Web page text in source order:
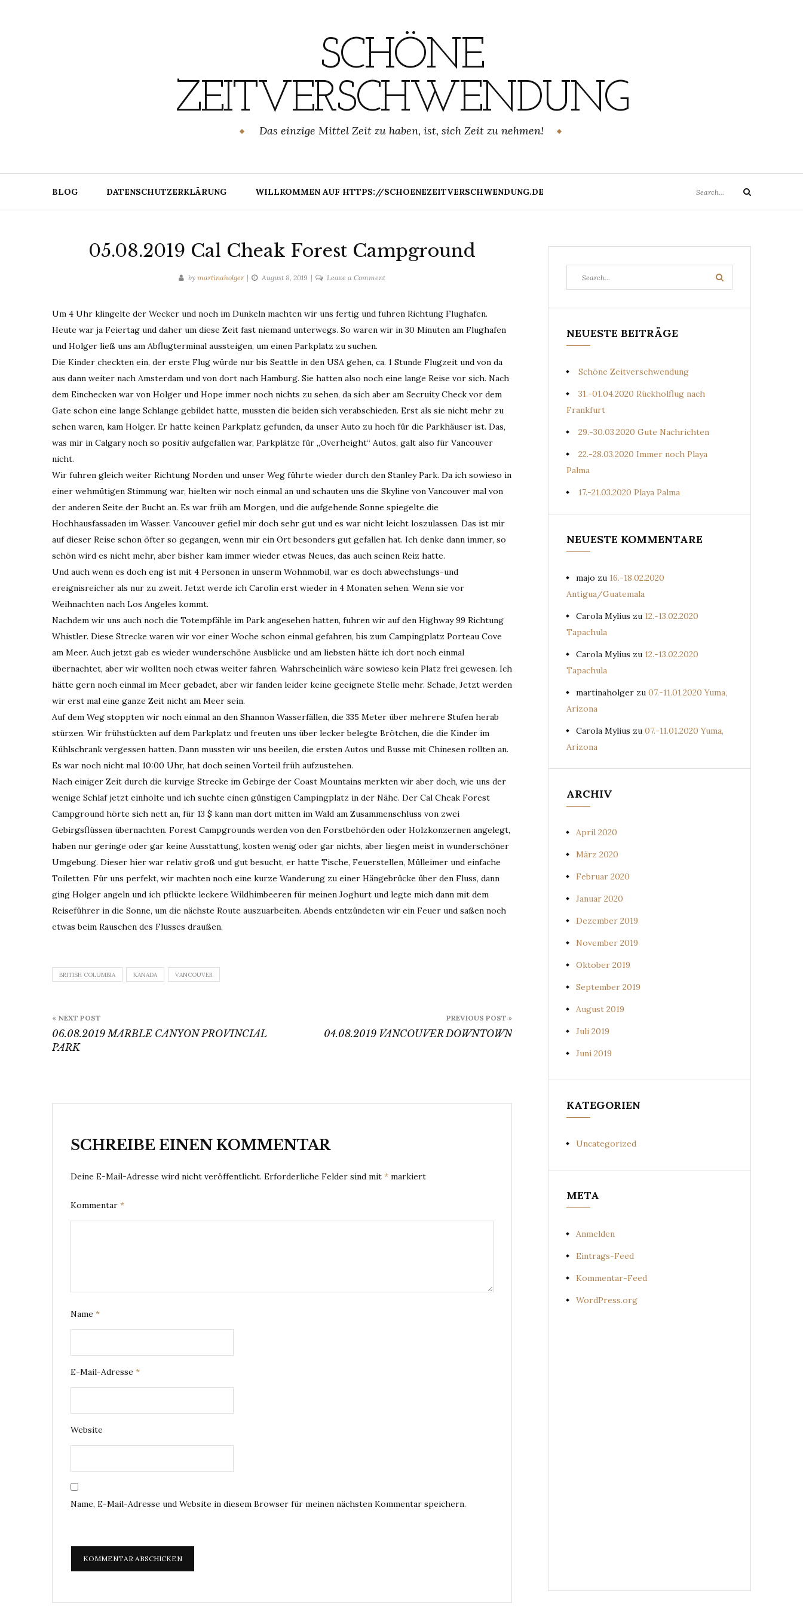
SCHÖNE
ZEITVERSCHWENDUNG
Das einzige Mittel Zeit zu haben, ist, sich Zeit zu nehmen!
BLOG DATENSCHUTZERKLÄRUNG WILLKOMMEN AUF HTTPS://SCHOENEZEITVERSCHWENDUNG.DE
for:
Search
05.08.2019 Cal Cheak Forest Campground
by martinaholger August 8, 2019 Leave a Commenton
Cheak
Forest
Um 4 Uhr klingelte der Wecker und noch im Dunkeln machten wir uns fertig und fuhren Richtung Flughafen.
Heute war ja Feiertag und daher um diese Zeit fast niemand unterwegs. So waren wir in 30 Minuten am Flughafen
und Holger ließ uns am Abflugterminal aussteigen, um einen Parkplatz zu suchen.
Die Kinder checkten ein, der erste Flug würde nur bis Seattle in den USA gehen, ca. 1 Stunde Flugzeit und von da
aus dann weiter nach Amsterdam und von dort nach Hamburg. Sie hatten also noch eine lange Reise vor sich. Nach
dem Einchecken war von Holger und Hope immer noch nichts zu sehen, da sich aber am Secruity Check vor dem
Gate schon eine lange Schlange gebildet hatte, mussten die beiden sich verabschieden. Erst als sie nicht mehr zu
sehen waren, kam Holger. Er hatte keinen Parkplatz gefunden, da unser Auto zu hoch für die Parkhäuser ist. Das,
was mir in Calgary noch so positiv aufgefallen war, Parkplätze für „Overheight“ Autos, galt also für Vancouver
nicht.
Wir fuhren gleich weiter Richtung Norden und unser Weg führte wieder durch den Stanley Park. Da ich sowieso in
einer wehmütigen Stimmung war, hielten wir noch einmal an und schauten uns die Skyline von Vancouver mal von
der anderen Seite der Bucht an. Es war früh am Morgen, und die aufgehende Sonne spiegelte die
Hochhausfassaden im Wasser. Vancouver gefiel mir doch sehr gut und es war nicht leicht loszulassen. Das ist mir
auf dieser Reise schon öfter so gegangen, wenn mir ein Ort besonders gut gefallen hat. Ich denke dann immer, so
schön wird es nicht mehr, aber bisher kam immer wieder etwas Neues, das auch seinen Reiz hatte.
Und auch wenn es doch eng ist mit 4 Personen in unserm Wohnmobil, war es doch abwechslungs-und
ereignisreicher als nur zu zweit. Jetzt werde ich Carolin erst wieder in 4 Monaten sehen. Wenn sie vor
Weihnachten nach Los Angeles kommt.
Nachdem wir uns auch noch die Totempfähle im Park angesehen hatten, fuhren wir auf den Highway 99 Richtung
Whistler. Diese Strecke waren wir vor einer Woche schon einmal gefahren, bis zum Campingplatz Porteau Cove
am Meer. Auch jetzt gab es wieder wunderschöne Ausblicke und am liebsten hätte ich dort noch einmal
übernachtet, aber wir wollten noch etwas weiter fahren. Wahrscheinlich wäre sowieso kein Platz frei gewesen. Ich
hätte gern noch einmal im Meer gebadet, aber wir fanden leider keine geeignete Stelle mehr. Schade, Jetzt werden
wir erst mal eine ganze Zeit nicht am Meer sein.
Auf dem Weg stoppten wir noch einmal an den Shannon Wasserfällen, die 335 Meter über mehrere Stufen herab
stürzen. Wir frühstückten auf dem Parkplatz und freuten uns über lecker belegte Brötchen, die die Kinder im
Kühlschrank vergessen hatten. Dann mussten wir uns beeilen, die ersten Autos und Busse mit Chinesen rollten an.
Es war noch nicht mal 10:00 Uhr, hat doch seinen Vorteil früh aufzustehen.
Nach einiger Zeit durch die kurvige Strecke im Gebirge der Coast Mountains merkten wir aber doch, wie uns der
wenige Schlaf jetzt einholte und ich suchte einen günstigen Campingplatz in der Nähe. Der Cal Cheak Forest
Campground hörte sich nett an, für 13 $ kann man dort mitten im Wald am Zusammenschluss von zwei
Gebirgsflüssen übernachten. Forest Campgrounds werden von den Forstbehörden oder Holzkonzernen angelegt,
haben nur geringe oder gar keine Ausstattung, kosten wenig oder gar nichts, aber liegen meist in wunderschöner
Umgebung. Dieser hier war relativ groß und gut besucht, er hatte Tische, Feuerstellen, Mülleimer und einfache
Toiletten. Für uns perfekt, wir machten noch eine kurze Wanderung zu einer Hängebrücke über den Fluss, dann
ging Holger angeln und ich pflückte leckere Wildhimbeeren für meinen Joghurt und legte mich dann mit dem
Reiseführer in die Sonne, um die nächste Route auszuarbeiten. Abends entzündeten wir ein Feuer und saßen noch
etwas beim Rauschen des Flusses draußen.
BRITISH COLUMBIA KANADA VANCOUVER
PREVIOUS POST »
04.08.2019 VANCOUVER DOWNTOWN
« NEXT POST
06.08.2019 MARBLE CANYON PROVINCIAL
PARK
SCHREIBE EINEN KOMMENTAR
Deine E-Mail-Adresse wird nicht veröffentlicht. Erforderliche Felder sind mit * markiert
Kommentar *
Name *
E-Mail-Adresse *
Website
Name, E-Mail-Adresse und Website in diesem Browser für meinen nächsten Kommentar speichern.
for:
Search
NEUESTE BEITRÄGE
Schöne Zeitverschwendung
31.-01.04.2020 Rückholflug nach
Frankfurt
29.-30.03.2020 Gute Nachrichten
22.-28.03.2020 Immer noch Playa
Palma
17.-21.03.2020 Playa Palma
NEUESTE KOMMENTARE
majo zu 16.-18.02.2020
Antigua/Guatemala
Carola Mylius zu 12.-13.02.2020
Tapachula
Carola Mylius zu 12.-13.02.2020
Tapachula
martinaholger zu 07.-11.01.2020 Yuma,
Arizona
Carola Mylius zu 07.-11.01.2020 Yuma,
Arizona
ARCHIV
April 2020
März 2020
Februar 2020
Januar 2020
Dezember 2019
November 2019
Oktober 2019
September 2019
August 2019
Juli 2019
Juni 2019
KATEGORIEN
Uncategorized
META
Anmelden
Eintrags-Feed
Kommentar-Feed
WordPress.org